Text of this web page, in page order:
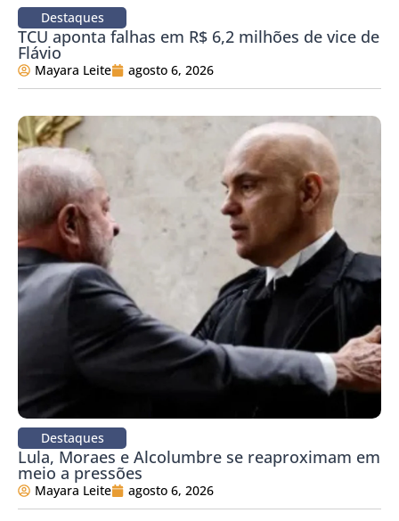
Destaques
TCU aponta falhas em R$ 6,2 milhões de vice de
Flávio
Mayara Leite agosto 6, 2026
Destaques
Lula, Moraes e Alcolumbre se reaproximam em
meio a pressões
Mayara Leite agosto 6, 2026